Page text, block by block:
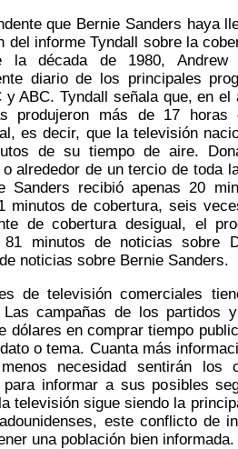
que Bernie Sanders haya
del informe Tyndall sobre la
la década de 1980, Andrew
diario de los principales
y ABC. Tyndall señala que, en
produjeron más de 17 horas
es decir, que la televisión
de su tiempo de aire.
alrededor de un tercio de toda
Sanders recibió apenas 20
minutos de cobertura, seis
de cobertura desigual, el
81 minutos de noticias sobre
noticias sobre Bernie Sanders.
de televisión comerciales
Las campañas de los partidos
dólares en comprar tiempo
o tema. Cuanta más
necesidad sentirán los
para informar a sus posibles
televisión sigue siendo la
este conflicto de
una población bien informada.